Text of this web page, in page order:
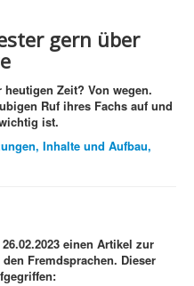
gern über
Zeit? Von wegen.
Ruf ihres Fachs auf und
ist.
Inhalte und Aufbau,
einen Artikel zur
Fremdsprachen. Dieser